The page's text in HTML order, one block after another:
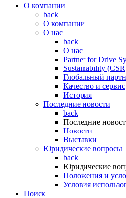
О компании
back
О компании
О нас
back
О нас
Partner for Drive
Sustainability
Глобальный
Качество и сервис
История
Последние новости
back
Последние
Новости
Выставки
Юридические вопросы
back
Юридические
Положения и
Условия
Поиск